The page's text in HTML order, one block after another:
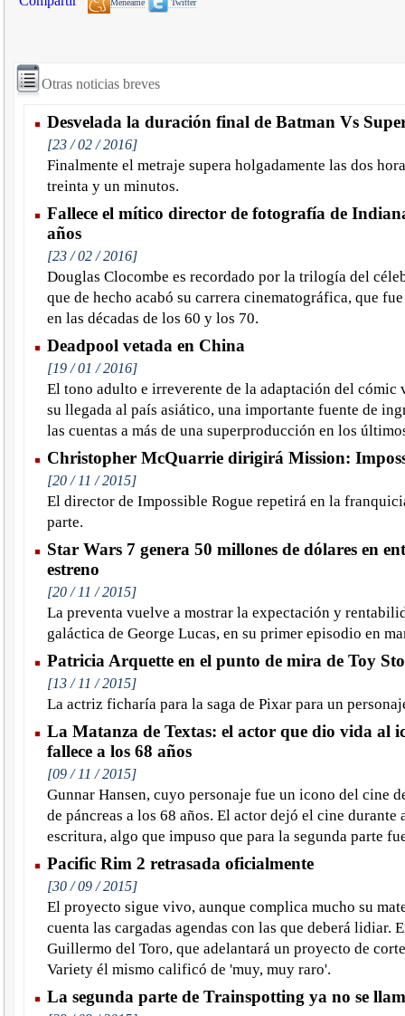
Menéame Twitter
Otras noticias breves
Desvelada la duración final de Batman Vs
[23 / 02 / 2016]
Finalmente el metraje supera holgadamente las dos
treinta y un minutos.
Fallece el mítico director de fotografía de
años
[23 / 02 / 2016]
Douglas Clocombe es recordado por la trilogía del
que de hecho acabó su carrera cinematográfica, que
en las décadas de los 60 y los 70.
Deadpool vetada en China
[19 / 01 / 2016]
El tono adulto e irreverente de la adaptación del cómic
su llegada al país asiático, una importante fuente de
las cuentas a más de una superproducción en los
Christopher McQuarrie dirigirá Mission:
[20 / 11 / 2015]
El director de Impossible Rogue repetirá en la
parte.
Star Wars 7 genera 50 millones de dólares en
estreno
[20 / 11 / 2015]
La preventa vuelve a mostrar la expectación y
galáctica de George Lucas, en su primer episodio en
Patricia Arquette en el punto de mira de Toy
[13 / 11 / 2015]
La actriz ficharía para la saga de Pixar para un
La Matanza de Textas: el actor que dio vida al
fallece a los 68 años
[09 / 11 / 2015]
Gunnar Hansen, cuyo personaje fue un icono del cine
de páncreas a los 68 años. El actor dejó el cine durante
escritura, algo que impuso que para la segunda parte
Pacific Rim 2 retrasada oficialmente
[30 / 09 / 2015]
El proyecto sigue vivo, aunque complica mucho su
cuenta las cargadas agendas con las que deberá lidiar.
Guillermo del Toro, que adelantará un proyecto de
Variety él mismo calificó de 'muy, muy raro'.
La segunda parte de Trainspotting ya no se